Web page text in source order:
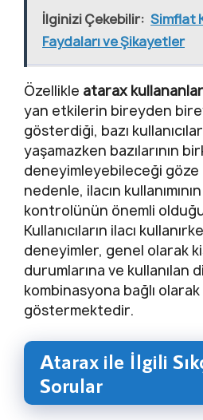
İlginizi Çekebilir: Simflat
Faydaları ve Şikayetler
Özellikle atarax
yan etkilerin bireyden
gösterdiği, bazı
yaşamazken bazılarının
deneyimleyebileceği göze
nedenle, ilacın
kontrolünün önemli
Kullanıcıların ilacı
deneyimler, genel olarak
durumlarına ve kullanılan
kombinasyona bağlı olarak
göstermektedir.
Atarax ile İlgili
Sorular